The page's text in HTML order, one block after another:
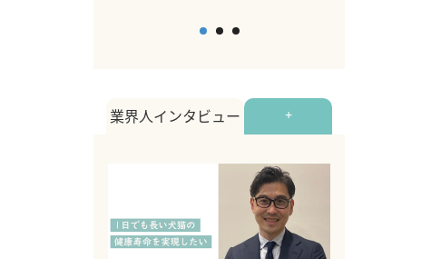
業界人インタビュー +